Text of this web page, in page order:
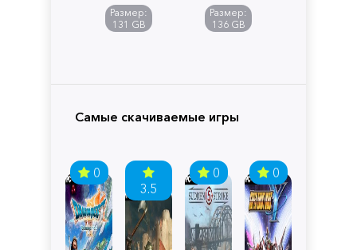
Размер:
131 GB
of
Pandora
Размер:
136 GB
Самые скачиваемые игры
0
3.5
0 0